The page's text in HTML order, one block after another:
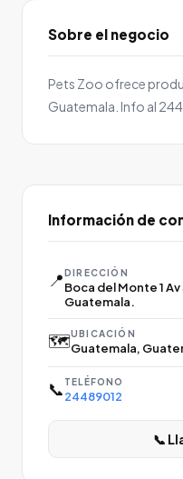
Sobre el negocio
Pets Zoo ofrece
Guatemala. Info al
Información de
📍DIRECCIÓN
Boca del Monte 1
Guatemala.
🗺️UBICACIÓN
Guatemala,
📞 TELÉFONO
24489012
📞